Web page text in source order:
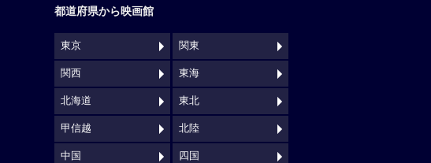
都道府県から映画館
東京 関東
関西 東海
北海道 東北
甲信越 北陸
中国 四国